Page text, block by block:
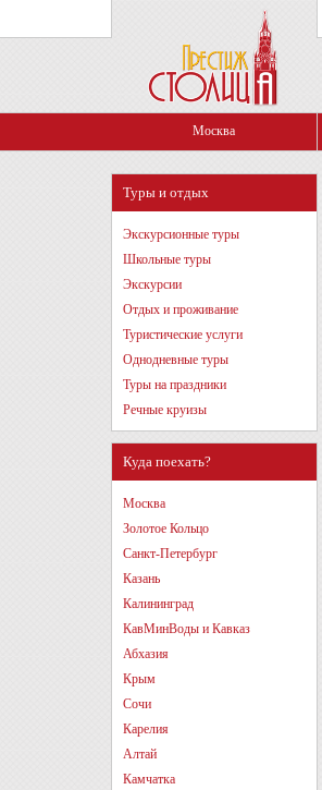
Москва
Туры и отдых
Экскурсионные туры
Школьные туры
Экскурсии
Отдых и проживание
Туристические услуги
Однодневные туры
Туры на праздники
Речные круизы
Куда поехать?
Москва
Золотое Кольцо
Санкт-Петербург
Казань
Калининград
КавМинВоды и Кавказ
Абхазия
Крым
Сочи
Карелия
Алтай
Камчатка